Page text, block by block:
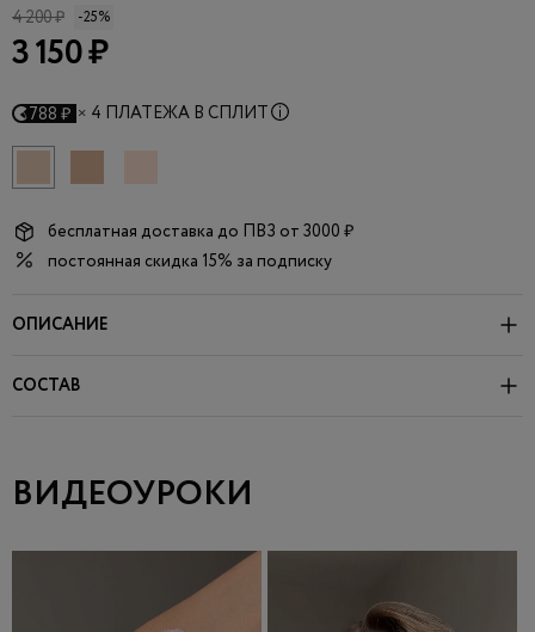
4 200 ₽ -25%
3 150 ₽
788 ₽ × 4 ПЛАТЕЖА В СПЛИТ
бесплатная доставка до ПВЗ от 3000 ₽
постоянная скидка 15% за подписку
ОПИСАНИЕ
СОСТАВ
ВИДЕОУРОКИ